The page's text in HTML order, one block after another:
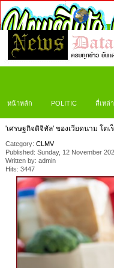
หน้าหลัก POLITIC สี่เหล่
'เศรษฐกิจดิจิทัล' ของเวียดนาม โตเ
Category: CLMV
Published: Sunday, 12 November
Written by: admin
Hits: 3447